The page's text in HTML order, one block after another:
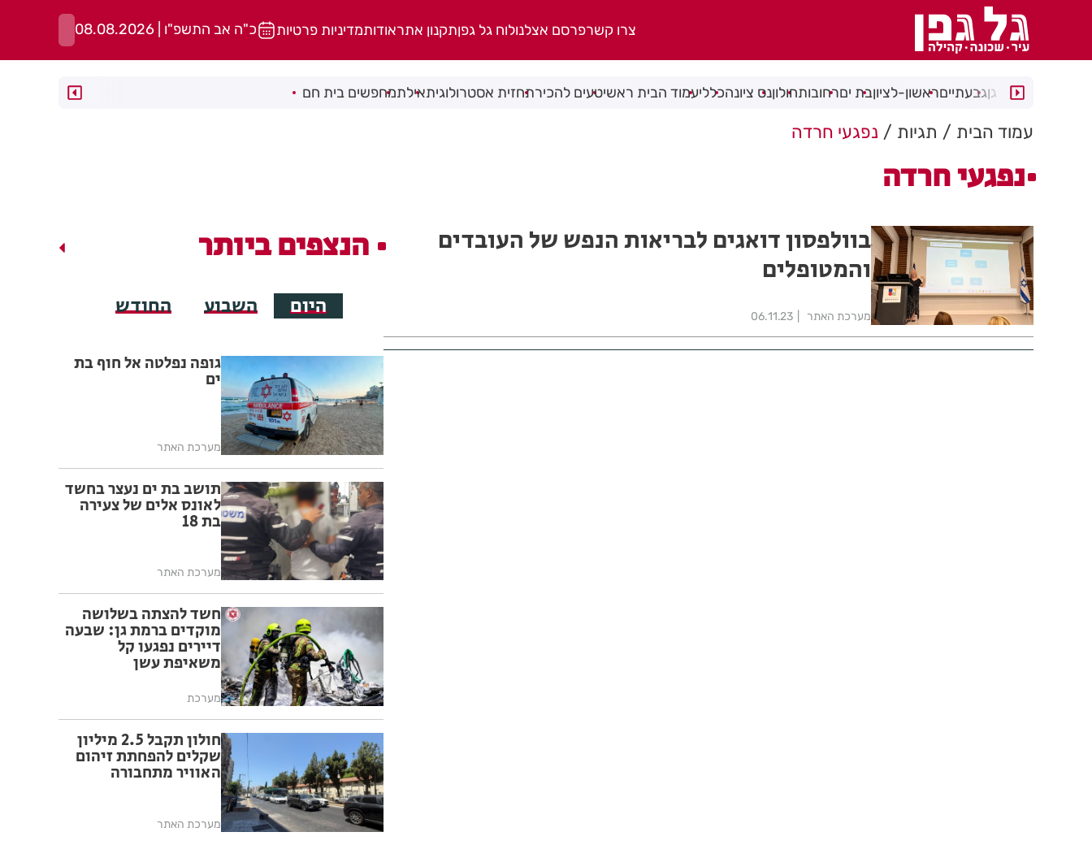
צרו קשרפרסם אצלנולוח גל גפןתקנון אתראודותמדיניות פרטיות כ"ה אב התשפ"ו | 08.08.2026
רמת גןגבעתייםראשון-לציוןבת יםרחובותחולוןנס ציונהכלליעמוד הבית ראשיטעים להכירתחזית אסטרולוגיתאילתמחפשים בית חם
עמוד הבית תגיות נפגעי חרדה
נפגעי חרדה
בוולפסון דואגים לבריאות הנפש של העובדים
והמטופלים
מערכת האתר 06.11.23
הנצפים ביותר
היום השבוע החודש
גופה נפלטה אל חוף בת
ים
מערכת האתר
תושב בת ים נעצר בחשד
לאונס אלים של צעירה
בת 18
מערכת האתר
חשד להצתה בשלושה
מוקדים ברמת גן: שבעה
דיירים נפגעו קל
משאיפת עשן
מערכת
חולון תקבל 2.5 מיליון
שקלים להפחתת זיהום
האוויר מתחבורה
מערכת האתר